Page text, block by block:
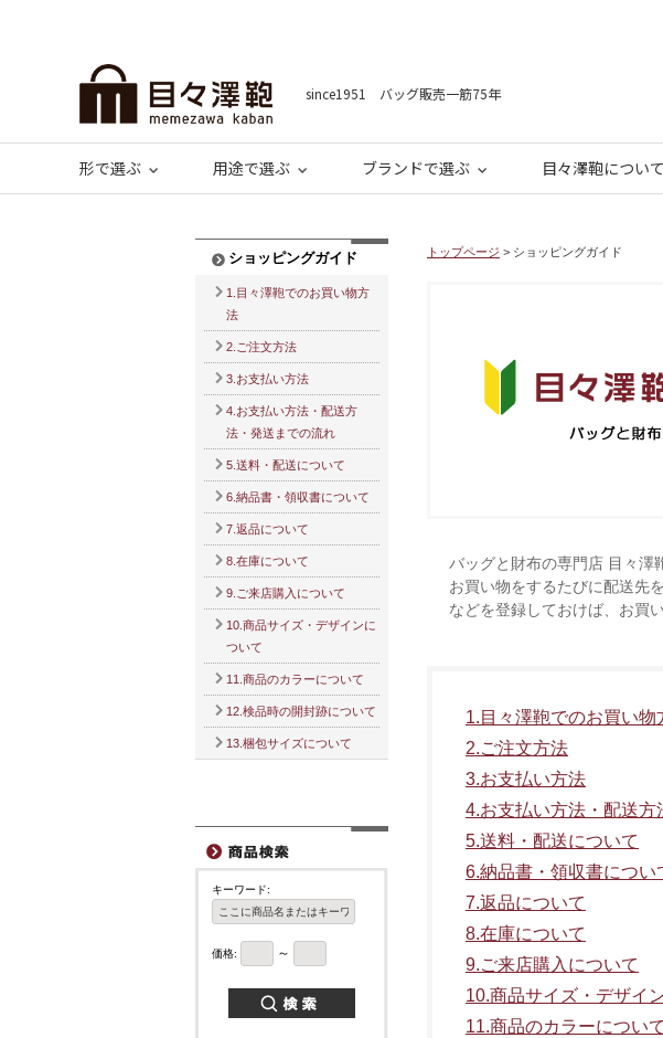
since1951 バッグ販売一筋75年
形で選ぶ 用途で選ぶ ブランドで選ぶ 目々澤鞄について
トップページ > ショッピングガイド
バッグと財布の専門店 目々澤
お買い物をするたびに配送先
などを登録しておけば、お買
1.目々澤鞄でのお買い物
2.ご注文方法
3.お支払い方法
4.お支払い方法・配送
5.送料・配送について
6.納品書・領収書につい
7.返品について
8.在庫について
9.ご来店購入について
10.商品サイズ・デザイ
11.商品のカラーについて
ショッピングガイド
1.目々澤鞄でのお買い物方
法
2.ご注文方法
3.お支払い方法
4.お支払い方法・配送方
法・発送までの流れ
5.送料・配送について
6.納品書・領収書について
7.返品について
8.在庫について
9.ご来店購入について
10.商品サイズ・デザインに
ついて
11.商品のカラーについて
12.検品時の開封跡について
13.梱包サイズについて
キーワード:
価格: ～